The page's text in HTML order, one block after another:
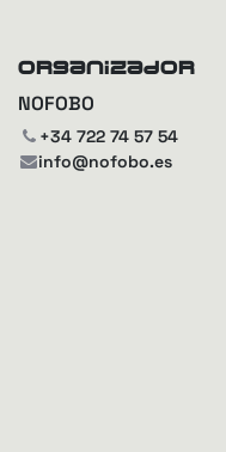
Organizador
NOFOBO
+34 722 74 57 54
info@nofobo.es